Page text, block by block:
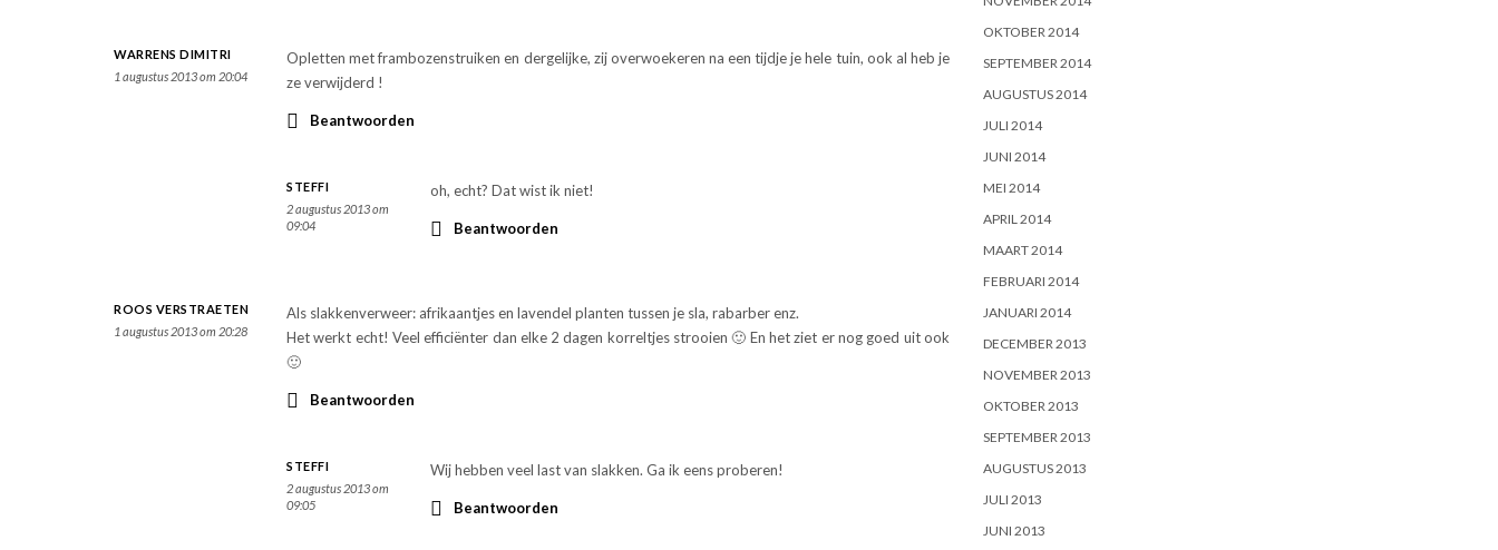
WARRENS DIMITRI
1 augustus 2013 om 20:04
Opletten met frambozenstruiken en dergelijke, zij overwoekeren na een tijdje je hele tuin, ook al heb je
ze verwijderd !
Beantwoorden
STEFFI
2 augustus 2013 om
09:04
oh, echt? Dat wist ik niet!
Beantwoorden
ROOS VERSTRAETEN
1 augustus 2013 om 20:28
Als slakkenverweer: afrikaantjes en lavendel planten tussen je sla, rabarber enz.
Het werkt echt! Veel efficiënter dan elke 2 dagen korreltjes strooien 🙂 En het ziet er nog goed uit ook
🙂
Beantwoorden
STEFFI
2 augustus 2013 om
09:05
Wij hebben veel last van slakken. Ga ik eens proberen!
Beantwoorden
OKTOBER 2014
SEPTEMBER 2014
AUGUSTUS 2014
JULI 2014
JUNI 2014
MEI 2014
APRIL 2014
MAART 2014
FEBRUARI 2014
JANUARI 2014
DECEMBER 2013
NOVEMBER 2013
OKTOBER 2013
SEPTEMBER 2013
AUGUSTUS 2013
JULI 2013
JUNI 2013